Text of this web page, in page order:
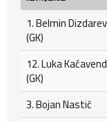
1. Belmin
(GK)
12. Luka
(GK)
3. Bojan Nastić